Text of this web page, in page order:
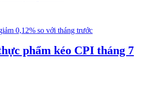
phẩm kéo CPI tháng 7